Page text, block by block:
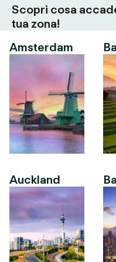
Scopri cosa
tua zona!
Amsterdam
Auckland